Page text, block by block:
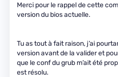
Merci pour le rappel de cette
version du bios actuelle.
Tu as tout à fait raison, j’ai
version avant de la valider et
que le conf du grub m’ait été
est résolu.